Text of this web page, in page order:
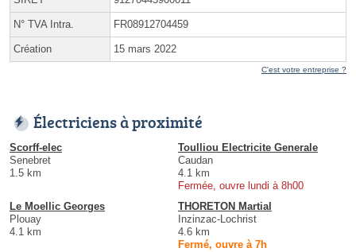
N° TVA Intra. FR08912704459
Création 15 mars 2022
C'est votre entreprise ?
Électriciens à proximité
Scorff-elec
Senebret
1.5 km
Toulliou Electricite Generale
Caudan
4.1 km
Fermée, ouvre lundi à 8h00
Le Moellic Georges
Plouay
4.1 km
THORETON Martial
Inzinzac-Lochrist
4.6 km
Fermé, ouvre à 7h